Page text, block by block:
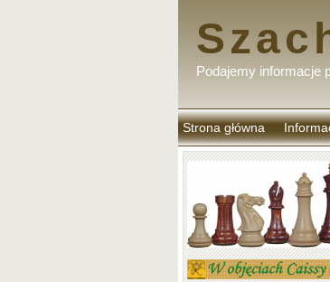
Podajemy informacje
Strona główna